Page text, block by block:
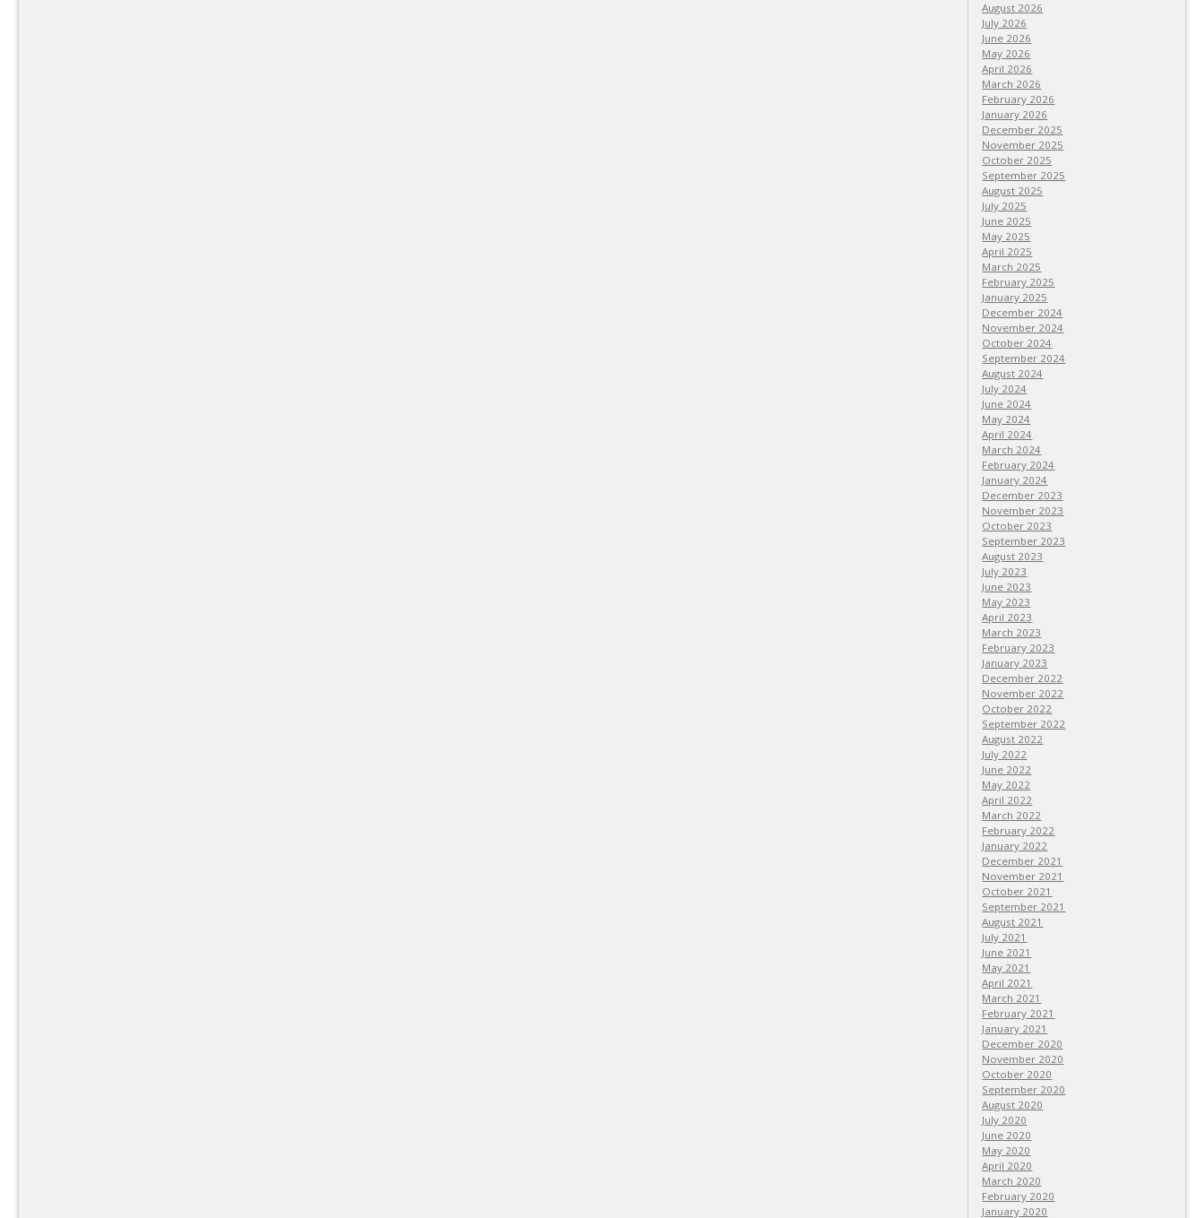
August 2026
July 2026
June 2026
May 2026
April 2026
March 2026
February 2026
January 2026
December 2025
November 2025
October 2025
September 2025
August 2025
July 2025
June 2025
May 2025
April 2025
March 2025
February 2025
January 2025
December 2024
November 2024
October 2024
September 2024
August 2024
July 2024
June 2024
May 2024
April 2024
March 2024
February 2024
January 2024
December 2023
November 2023
October 2023
September 2023
August 2023
July 2023
June 2023
May 2023
April 2023
March 2023
February 2023
January 2023
December 2022
November 2022
October 2022
September 2022
August 2022
July 2022
June 2022
May 2022
April 2022
March 2022
February 2022
January 2022
December 2021
November 2021
October 2021
September 2021
August 2021
July 2021
June 2021
May 2021
April 2021
March 2021
February 2021
January 2021
December 2020
November 2020
October 2020
September 2020
August 2020
July 2020
June 2020
May 2020
April 2020
March 2020
February 2020
January 2020